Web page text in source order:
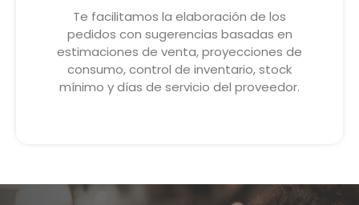
Te facilitamos la elaboración de los
pedidos con sugerencias basadas en
estimaciones de venta, proyecciones de
consumo, control de inventario, stock
mínimo y días de servicio del proveedor.